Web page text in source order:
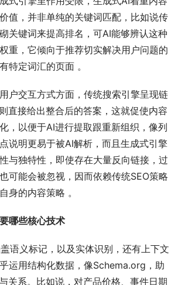
值，并非单纯的关键词匹配，比如说传
关键词来提高排名，可AI能够辨认这种
重，它倾向于推荐切实解决用户问题的
特定词汇的页面 。
户交互方式方面，传统搜索引擎呈现链
直接给出整合后的答案，这就促使内容
，以便于AI进行提取跟重新组织，像列
说明更易于被AI解析，而且生成式引擎
与独特性，即使存在大量反向链接，过
可能会被忽视，因而依赖传统SEO策略
身的内容策略 。
哪些核心技术
语义标记，以及实体识别，还有上下文
运用结构化数据，像Schema.org，助
关系。比如说，对产品价格、事件日期